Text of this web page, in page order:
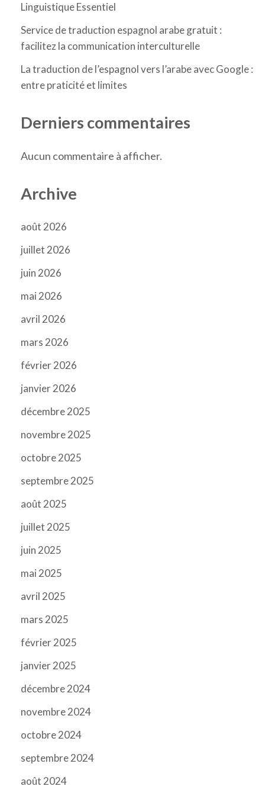
Linguistique Essentiel
Service de traduction espagnol arabe gratuit :
facilitez la communication interculturelle
La traduction de l’espagnol vers l’arabe avec Google :
entre praticité et limites
Derniers commentaires
Aucun commentaire à afficher.
Archive
août 2026
juillet 2026
juin 2026
mai 2026
avril 2026
mars 2026
février 2026
janvier 2026
décembre 2025
novembre 2025
octobre 2025
septembre 2025
août 2025
juillet 2025
juin 2025
mai 2025
avril 2025
mars 2025
février 2025
janvier 2025
décembre 2024
novembre 2024
octobre 2024
septembre 2024
août 2024